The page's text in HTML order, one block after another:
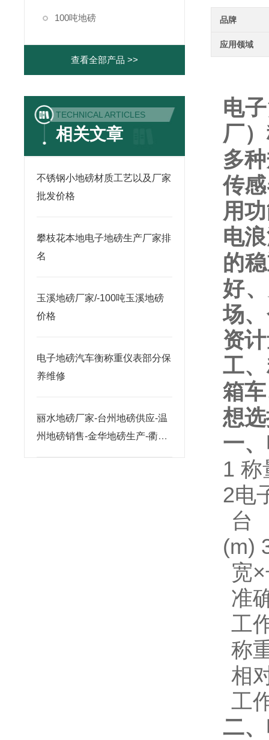
100吨地磅
查看全部产品 >>
TECHNICAL ARTICLES
相关文章
不锈钢小地磅材质工艺以及厂家
批发价格
攀枝花本地电子地磅生产厂家排
名
玉溪地磅厂家/-100吨玉溪地磅
价格
电子地磅汽车衡称重仪表部分保
养维修
丽水地磅厂家-台州地磅供应-温
州地磅销售-金华地磅生产-衢州
品牌
应用领域
电
厂）
多
传
用
电
的
好
场
资
工
箱
想
一、
1称
2电
(m)
宽×
准
工
称
相
工
二